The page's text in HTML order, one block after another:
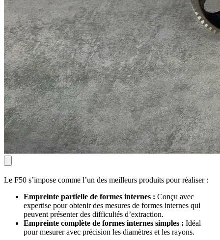
Le F50 s’impose comme l’un des meilleurs produits pour réaliser :
Empreinte partielle de formes internes : Conçu avec
expertise pour obtenir des mesures de formes internes qui
peuvent présenter des difficultés d’extraction.
Empreinte complète de formes internes simples : Idéal
pour mesurer avec précision les diamètres et les rayons.